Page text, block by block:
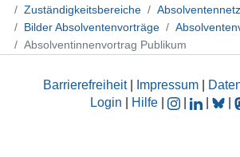
Zuständigkeitsbereiche
Bilder Absolventenvorträge
Absolventinnenvortrag Publikum
Barrierefreiheit| Impressum
Login
Hilfe